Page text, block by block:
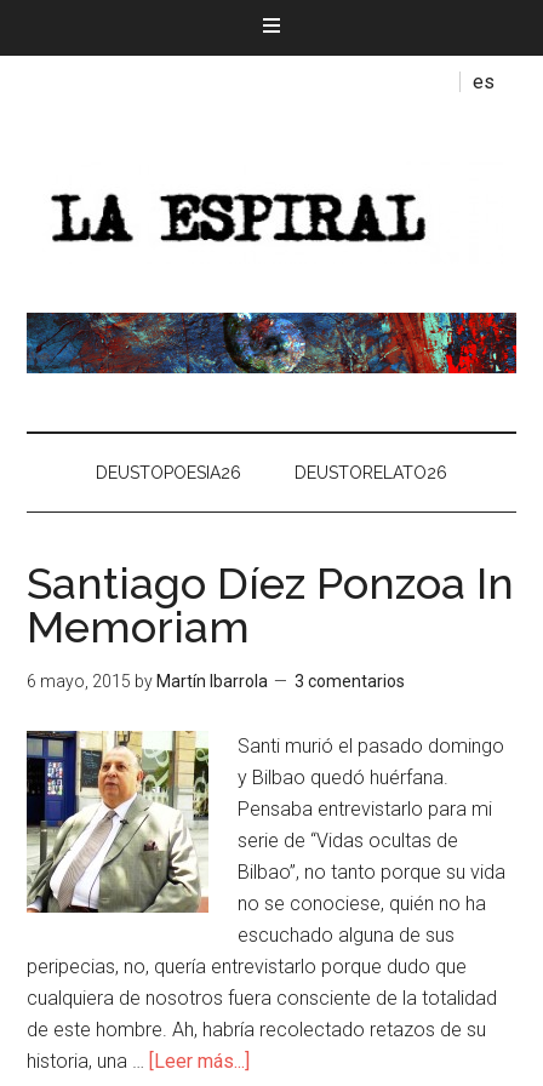
es
DEUSTOPOESIA26 DEUSTORELATO26
Santiago Díez Ponzoa In
Memoriam
6 mayo, 2015 by Martín Ibarrola 3 comentarios
Santi murió el pasado domingo
y Bilbao quedó huérfana.
Pensaba entrevistarlo para mi
serie de “Vidas ocultas de
Bilbao”, no tanto porque su vida
no se conociese, quién no ha
escuchado alguna de sus
peripecias, no, quería entrevistarlo porque dudo que
cualquiera de nosotros fuera consciente de la totalidad
de este hombre. Ah, habría recolectado retazos de su
historia, una … [Leer más...]